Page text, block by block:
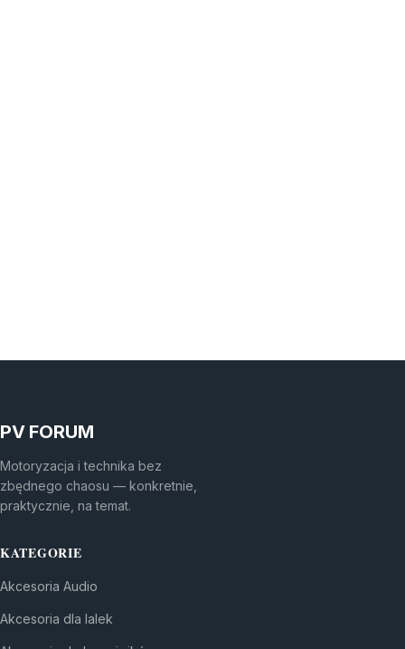
PV FORUM
Motoryzacja i technika bez
zbędnego chaosu — konkretnie,
praktycznie, na temat.
KATEGORIE
Akcesoria Audio
Akcesoria dla lalek